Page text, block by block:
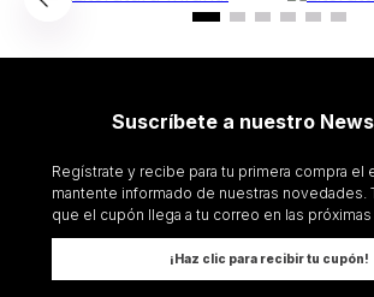
Suscríbete a nuestro
Regístrate y recibe para tu primera compra el
mantente informado de nuestras novedades.
que el cupón llega a tu correo en las próximas
¡Haz clic para recibir tu cupón!